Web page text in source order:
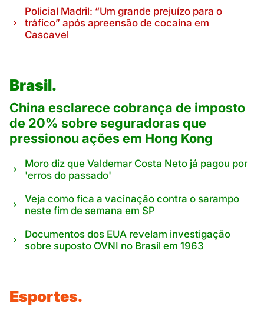
Policial Madril: “Um grande prejuízo para o
tráfico” após apreensão de cocaína em
Cascavel
Brasil.
China esclarece cobrança de imposto
de 20% sobre seguradoras que
pressionou ações em Hong Kong
Moro diz que Valdemar Costa Neto já pagou por
'erros do passado'
Veja como fica a vacinação contra o sarampo
neste fim de semana em SP
Documentos dos EUA revelam investigação
sobre suposto OVNI no Brasil em 1963
Esportes.